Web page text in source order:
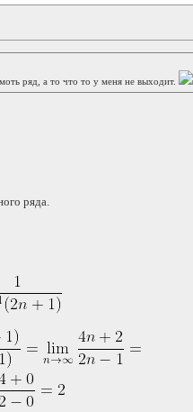
ряд, а то что то у меня не выходит.
ряда.